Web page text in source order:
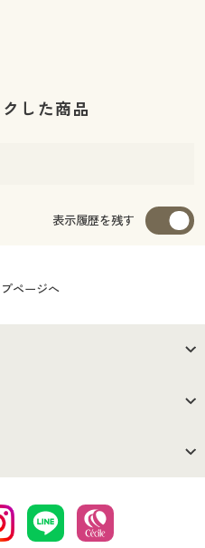
した商品
表示履歴を残す
ページへ
会社案内
お支払は